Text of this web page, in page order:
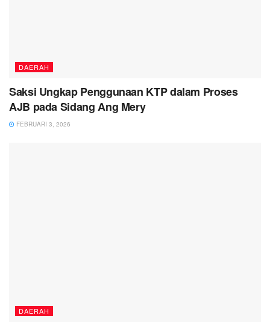
DAERAH
Saksi Ungkap Penggunaan KTP dalam Proses
AJB pada Sidang Ang Mery
FEBRUARI 3, 2026
DAERAH